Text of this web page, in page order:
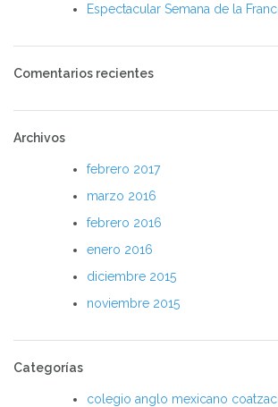
Espectacular Semana de la
Comentarios recientes
Archivos
febrero 2017
marzo 2016
febrero 2016
enero 2016
diciembre 2015
noviembre 2015
Categorías
colegio anglo mexicano